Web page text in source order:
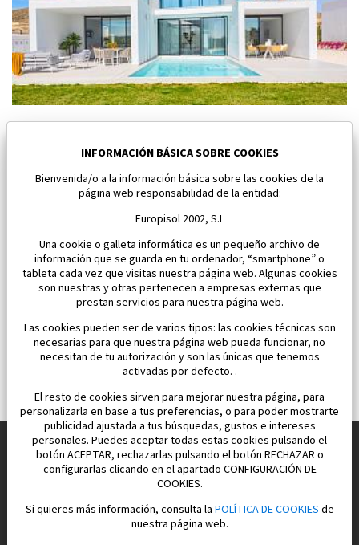
Baños y Mendigo
Dormitorios:4 Área:202 M2
1 101 500 €
Construimos y vendemos propiedades
para su vida feliz en España
INFORMACIÓN BÁSICA SOBRE COOKIES
Bienvenida/o a la información básica sobre las cookies de la
página web responsabilidad de la entidad:
Europisol 2002, S.L
Una cookie o galleta informática es un pequeño archivo de
información que se guarda en tu ordenador, “smartphone” o
tableta cada vez que visitas nuestra página web. Algunas cookies
son nuestras y otras pertenecen a empresas externas que
prestan servicios para nuestra página web.
Las cookies pueden ser de varios tipos: las cookies técnicas son
necesarias para que nuestra página web pueda funcionar, no
necesitan de tu autorización y son las únicas que tenemos
activadas por defecto. .
El resto de cookies sirven para mejorar nuestra página, para
personalizarla en base a tus preferencias, o para poder mostrarte
publicidad ajustada a tus búsquedas, gustos e intereses
personales. Puedes aceptar todas estas cookies pulsando el
botón ACEPTAR, rechazarlas pulsando el botón RECHAZAR o
configurarlas clicando en el apartado CONFIGURACIÓN DE
COOKIES.
Si quieres más información, consulta laPOLÍTICA DE COOKIESde
nuestra página web.